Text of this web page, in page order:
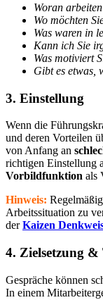
Woran
Wo möchten
Was waren in
Kann ich Sie
Was motiviert
Gibt es etwas,
3. Einstellung
Wenn die
und deren Vorteilen
von Anfang an
richtigen Einstellung
Vorbildfunktion als
Hinweis:
Arbeitssituation zu
derKaizen
4. Zielsetzung &
Gespräche können
In einem